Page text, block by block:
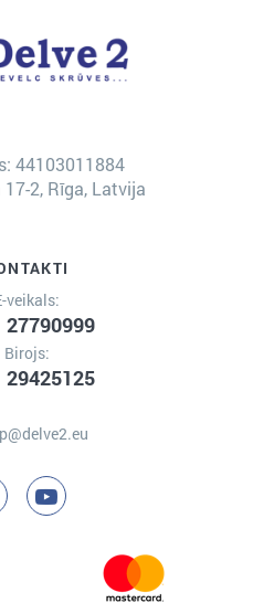
44103011884
2, Rīga, Latvija
veikals:
27790999
Birojs:
29425125